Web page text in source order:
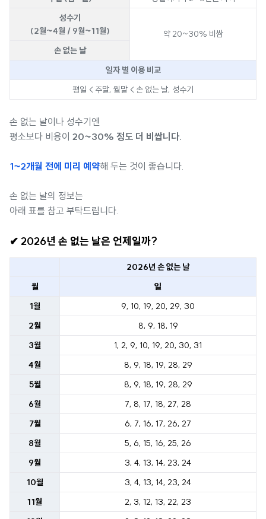
성수기
(2월~4월 / 9월~11월)
약 20~30% 비쌈
손 없는 날
일자 별 이용 비교
평일 < 주말, 월말 < 손 없는 날, 성수기
손 없는 날이나 성수기엔
평소보다 비용이 20~30% 정도 더 비쌉니다.
1~2개월 전에 미리 예약해 두는 것이 좋습니다.
손 없는 날의 정보는
아래 표를 참고 부탁드립니다.
✔ 2026년 손 없는 날은 언제일까?
2026년 손 없는 날
월
일
1월
9, 10, 19, 20, 29, 30
2월
8, 9, 18, 19
3월
1, 2, 9, 10, 19, 20, 30, 31
4월
8, 9, 18, 19, 28, 29
5월
8, 9, 18, 19, 28, 29
6월
7, 8, 17, 18, 27, 28
7월
6, 7, 16, 17, 26, 27
8월
5, 6, 15, 16, 25, 26
9월
3, 4, 13, 14, 23, 24
10월
3, 4, 13, 14, 23, 24
11월
2, 3, 12, 13, 22, 23